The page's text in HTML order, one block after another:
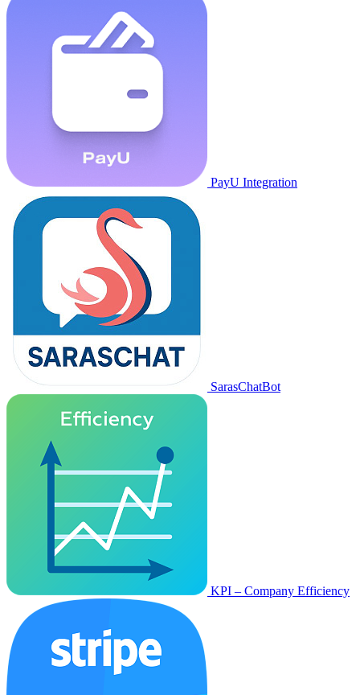
PayU Integration
SarasChatBot
KPI – Company Efficiency